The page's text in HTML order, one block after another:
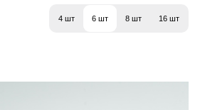
4 шт 6 шт 8 шт 16 шт